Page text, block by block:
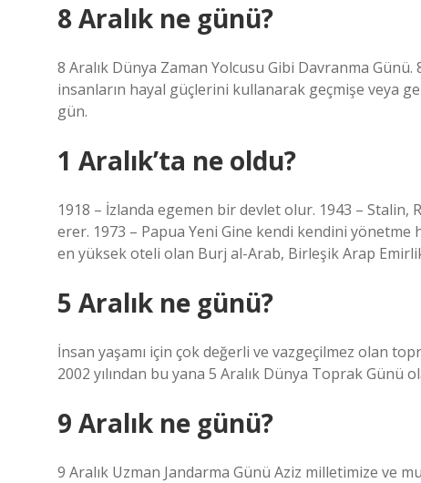
8 Aralık ne günü?
8 Aralık Dünya Zaman Yolcusu Gibi Davranma
insanların hayal güçlerini kullanarak geçmişe veya
gün.
1 Aralık’ta ne oldu?
1918 – İzlanda egemen bir devlet olur. 1943 – Stalin,
erer. 1973 – Papua Yeni Gine kendi kendini yönetme
en yüksek oteli olan Burj al-Arab, Birleşik Arap
5 Aralık ne günü?
İnsan yaşamı için çok değerli ve vazgeçilmez olan
2002 yılından bu yana 5 Aralık Dünya Toprak Günü
9 Aralık ne günü?
9 Aralık Uzman Jandarma Günü Aziz milletimize ve